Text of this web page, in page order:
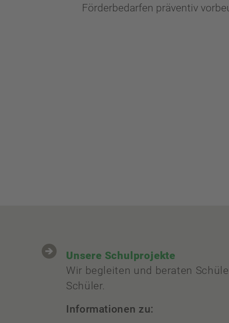
Förderbedarfen präventiv
Unsere Schulprojekte
Wir begleiten und beraten
Schüler.
Informationen zu: